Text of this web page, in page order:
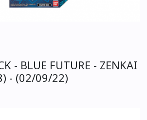
- BLUE FUTURE - ZENKAI
- (02/09/22)